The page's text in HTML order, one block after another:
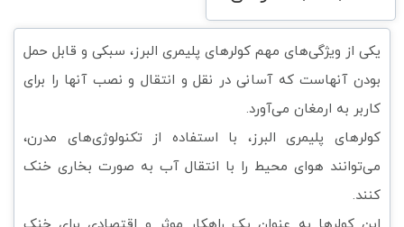
یکی از ویژگی‌های مهم کولرهای پلیمری البرز، سبکی و قابل حمل
بودن آنهاست که آسانی در نقل و انتقال و نصب آنها را برای
کاربر به ارمغان می‌آورد.
کولرهای پلیمری البرز، با استفاده از تکنولوژی‌های مدرن،
می‌توانند هوای محیط را با انتقال آب به صورت بخاری خنک
کنند.